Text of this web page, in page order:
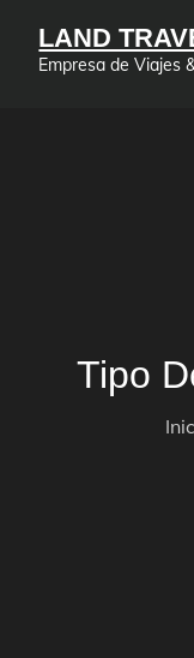
LAND
Empresa de Viajes
Tipo